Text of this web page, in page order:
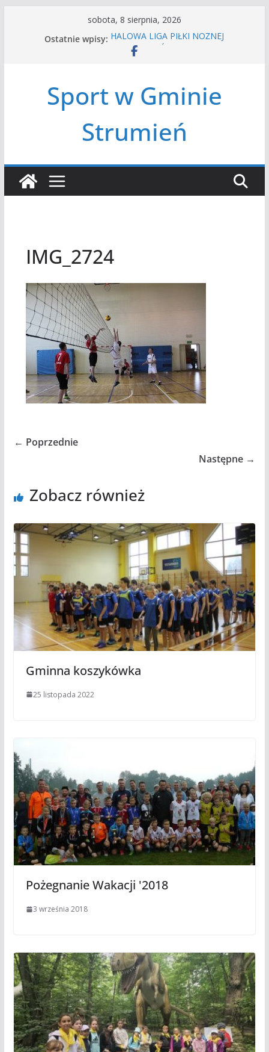
sobota, 8 sierpnia, 2026
Ostatnie wpisy: HALOWA LIGA PIŁKI NOŻNEJ
LATO W MIEŚCIE’2026
Czwórbój lekkoatletyczny
Sport w Gminie
Strumień
IMG_2724
← Poprzednie
Następne →
Zobacz również
Gminna koszykówka
25 listopada 2022
Pożegnanie Wakacji '2018
3 września 2018